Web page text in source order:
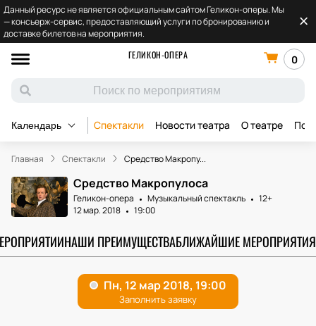
Данный ресурс не является официальным сайтом Геликон-оперы. Мы
— консьерж-сервис, предоставляющий услуги по бронированию и
доставке билетов на мероприятия.
ГЕЛИКОН-ОПЕРА
0
Календарь Спектакли Новости театра О театре
Главная Спектакли Средство Макропу...
Средство Макропулоса
Геликон-опера Музыкальный спектакль
12+
12 мар. 2018
19:00
НАШИ ПРЕИМУЩЕСТВАБЛИЖАЙШИЕ МЕРОПРИЯТИЯ